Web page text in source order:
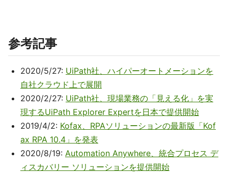
参考記事
2020/5/27: UiPath社、ハイパーオートメーションを
自社クラウド上で展開
2020/2/27: UiPath社、現場業務の「見える化」を実
現するUiPath Explorer Expertを日本で提供開始
2019/4/2: Kofax、RPAソリューションの最新版「Kof
ax RPA 10.4」を発表
2020/8/19: Automation Anywhere、統合プロセス デ
ィスカバリー ソリューションを提供開始